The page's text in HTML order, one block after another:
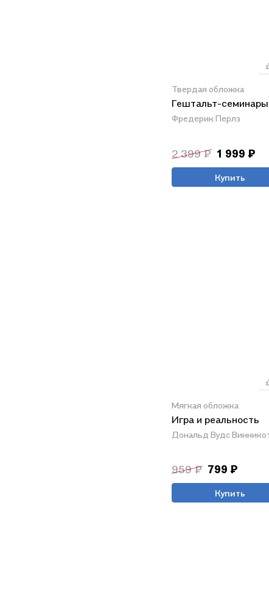
Твердая обложка
Гештальт-семинары
Фредерик Перлз
2 399 ₽ 1 999 ₽
Купить
Мягкая обложка
Игра и реальность
Дональд Вудс
959 ₽ 799 ₽
Купить